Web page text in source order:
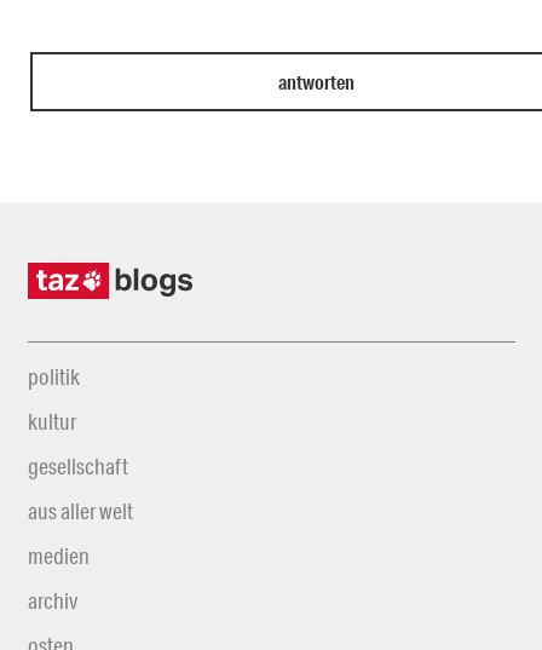
politik
kultur
gesellschaft
aus aller welt
medien
archiv